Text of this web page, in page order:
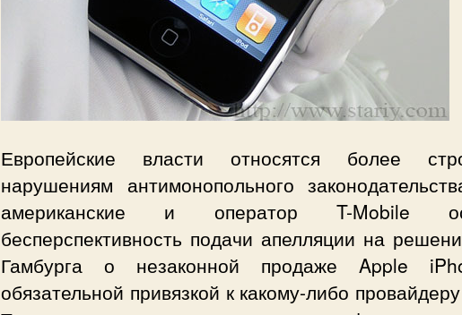
Европейские власти относятся более
нарушениям антимонопольного
американские и оператор T-Mobile
бесперспективность подачи апелляции на
Гамбурга о незаконной продаже Apple
обязательной привязкой к какому-либо